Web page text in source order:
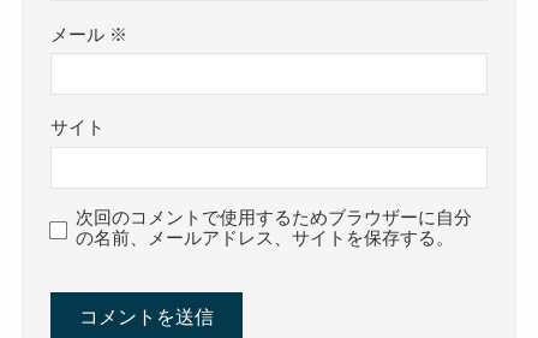
メール ※
サイト
次回のコメントで使用するためブラウザーに自分
の名前、メールアドレス、サイトを保存する。